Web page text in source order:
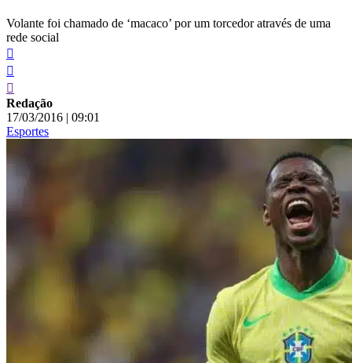
Volante foi chamado de ‘macaco’ por um torcedor através de uma
rede social
Redação
17/03/2016 | 09:01
Esportes